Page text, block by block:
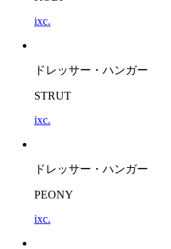
ixc.
ドレッサー・ハンガー
STRUT
ixc.
ドレッサー・ハンガー
PEONY
ixc.